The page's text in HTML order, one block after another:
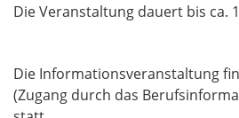
Die Veranstaltung dauert bis ca.
Die Informationsveranstaltung
(Zugang durch das